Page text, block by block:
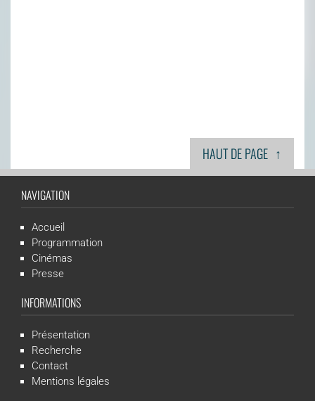
HAUT DE PAGE ↑
NAVIGATION
Accueil
Programmation
Cinémas
Presse
INFORMATIONS
Présentation
Recherche
Contact
Mentions légales